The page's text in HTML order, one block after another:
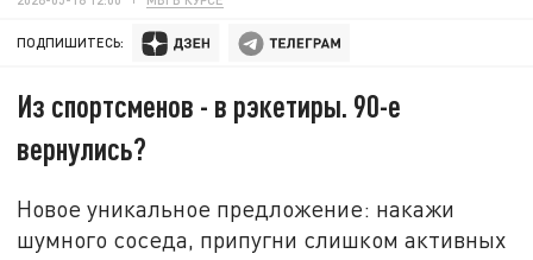
ПОДПИШИТЕСЬ:
Из спортсменов - в рэкетиры. 90-е
вернулись?
Новое уникальное предложение: накажи
шумного соседа, припугни слишком активных